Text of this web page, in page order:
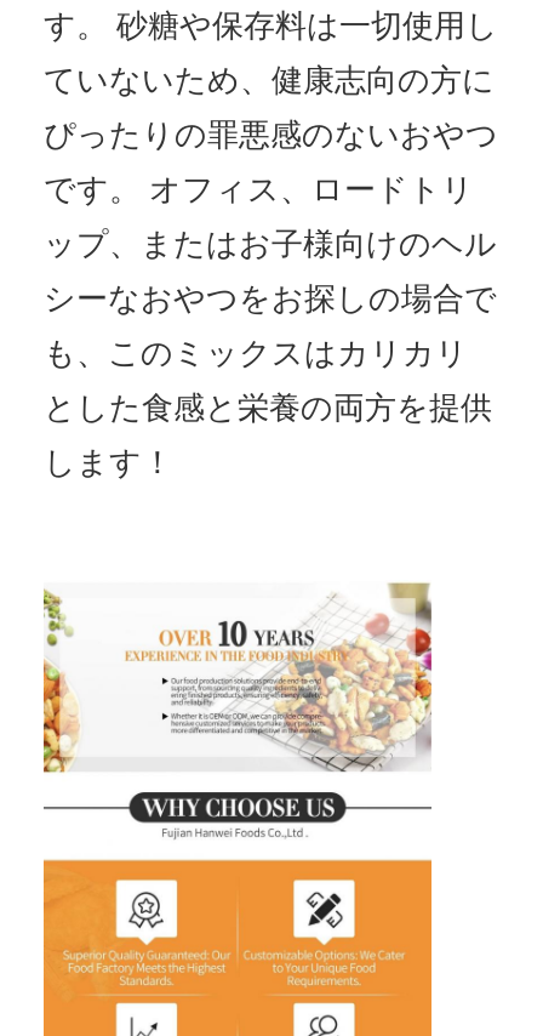
す。 砂糖や保存料は一切使用し
ていないため、健康志向の方に
ぴったりの罪悪感のないおやつ
です。 オフィス、ロードトリ
ップ、またはお子様向けのヘル
シーなおやつをお探しの場合で
も、このミックスはカリカリ
とした食感と栄養の両方を提供
します！